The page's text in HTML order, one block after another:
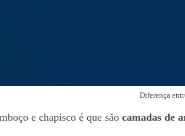
Diferença
e chapisco é que são camadas de